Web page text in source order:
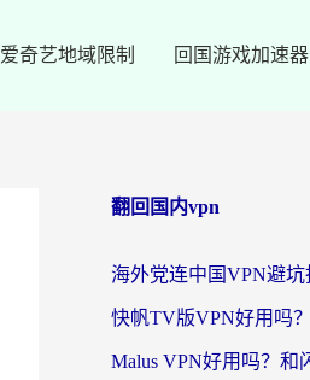
爱奇艺地域限制 回国游戏加速器
翻回国内vpn